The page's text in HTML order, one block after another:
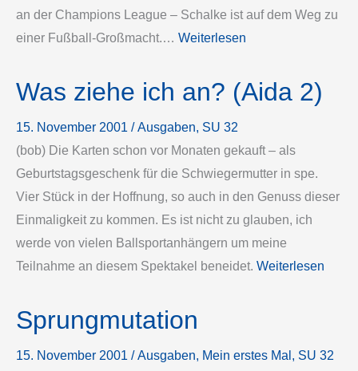
an der Champions League – Schalke ist auf dem Weg zu
einer Fußball-Großmacht.… Weiterlesen
Was ziehe ich an? (Aida 2)
15. November 2001 /Ausgaben, SU 32
(bob) Die Karten schon vor Monaten gekauft – als
Geburtstagsgeschenk für die Schwiegermutter in spe.
Vier Stück in der Hoffnung, so auch in den Genuss dieser
Einmaligkeit zu kommen. Es ist nicht zu glauben, ich
werde von vielen Ballsportanhängern um meine
Teilnahme an diesem Spektakel beneidet. Weiterlesen
Sprungmutation
15. November 2001 /Ausgaben, Mein erstes Mal , SU 32